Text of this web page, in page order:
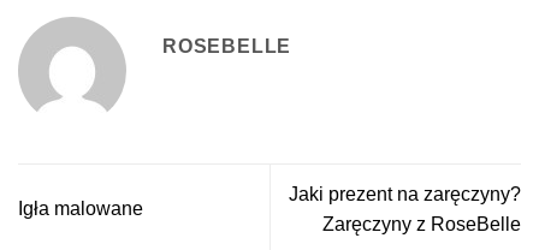
ROSEBELLE
Igła malowane
Jaki prezent na zaręczyny?
Zaręczyny z RoseBelle